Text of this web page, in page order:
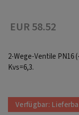
EUR 58.52
2-Wege-Ventile PN16
Kvs=6,3.
Verfügbar: